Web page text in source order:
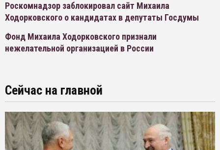
Роскомнадзор заблокировал сайт Михаила
Ходорковского о кандидатах в депутаты Госдумы
Фонд Михаила Ходорковского признали
нежелательной организацией в России
Сейчас на главной